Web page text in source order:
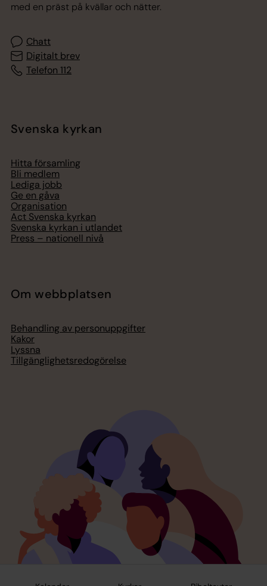
med en präst på kvällar och nätter.
Chatt
Digitalt brev
Telefon 112
Svenska kyrkan
Hitta församling
Bli medlem
Lediga jobb
Ge en gåva
Organisation
Act Svenska kyrkan
Svenska kyrkan i utlandet
Press – nationell nivå
Om webbplatsen
Behandling av personuppgifter
Kakor
Lyssna
Tillgänglighetsredogörelse